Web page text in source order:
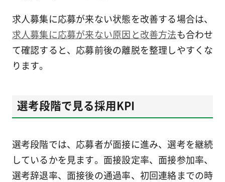
求人募集に応募が来ない状態を改善する場合は、
求人募集に応募が来ない原因と改善方法も合わせ
て確認すると、応募前後の離脱を整理しやすくな
ります。
選考段階で見る採用KPI
選考段階では、応募者が面接に進み、選考を継続
しているかを見ます。面接設定率、面接参加率、
選考辞退率、面接後の通過率、初回連絡までの時